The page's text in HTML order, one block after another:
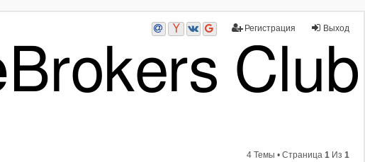
Выход
Регистрация
4 Темы • Страница 1 Из 1